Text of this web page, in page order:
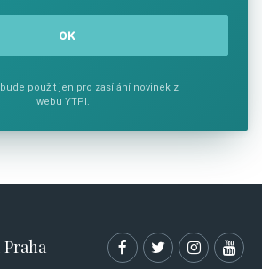
použit jen pro zasílání novinek z
webu YTPI.